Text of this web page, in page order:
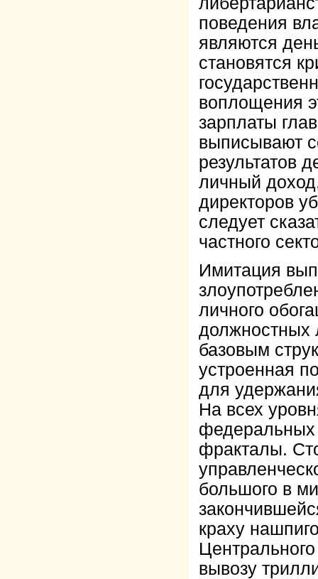
поведения
являются
становятся
воплощения
зарплаты
выписывают
результатов
личный
директоров
следует
частного
Имитация
личного
должностных
базовым
устроенная
для
На всех
федеральных
фракталы.
большого в
краху
вывозу